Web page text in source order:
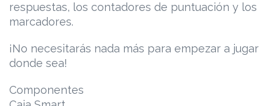
respuestas, los contadores de puntuación y los
marcadores.
¡No necesitarás nada más para empezar a jugar
donde sea!
Componentes